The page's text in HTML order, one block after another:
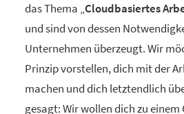
das Thema „Cloudbasiertes
und sind von dessen
Unternehmen überzeugt. Wir
Prinzip vorstellen, dich mit der
machen und dich letztendlich
gesagt: Wir wollen dich zu